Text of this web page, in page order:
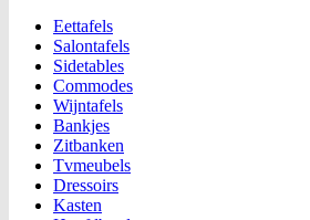
Eettafels
Salontafels
Sidetables
Commodes
Wijntafels
Bankjes
Zitbanken
Tvmeubels
Dressoirs
Kasten